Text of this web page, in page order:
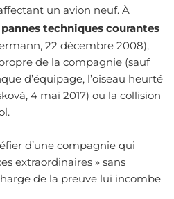
un avion neuf. À
pannes techniques courantes
22 décembre 2008),
de la compagnie (sauf
d’équipage, l’oiseau heurté
4 mai 2017) ou la collision
d’une compagnie qui
extraordinaires » sans
de la preuve lui incombe